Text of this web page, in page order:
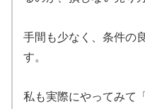
手間も少なく、条件の
す。
私も実際にやってみて